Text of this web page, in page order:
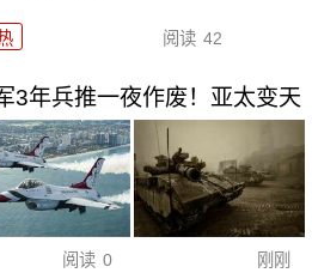
阅读 42
3年兵推一夜作废！亚太变天
阅读 0 刚刚